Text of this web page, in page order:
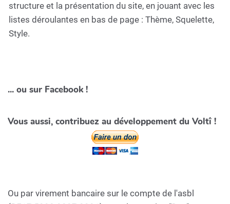
structure et la présentation du site, en jouant avec les
listes déroulantes en bas de page : Thème, Squelette,
Style.
... ou sur Facebook !
Vous aussi, contribuez au développement du Voltî !
Ou par virement bancaire sur le compte de l'asbl